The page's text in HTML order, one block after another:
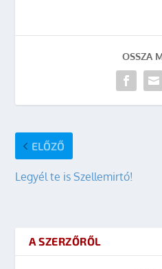
OSSZA
ELŐZŐ
Legyél te is Szellemirtó!
A SZERZŐRŐL